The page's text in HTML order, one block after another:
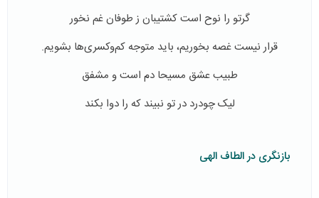
گرتو را نوح است کشتیبان ز طوفان غم نخور
قرار نیست غصه بخوریم، باید متوجه کم‌و‌کسری‌ها بشویم.
طبیب عشق مسیحا دم است و مشفق
لیک چودرد در تو نبیند که را دوا بکند
بازنگری در الطاف الهی